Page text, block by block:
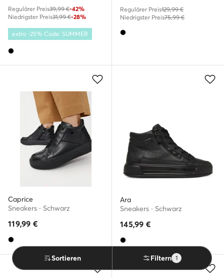
Sortieren Filtern 1
Regulärer Preis39,99 €-42%
Niedrigster Preis31,99 €-28%
extra -25% Code: SUMMER
Regulärer Preis129,99 €
Niedrigster Preis75,99 €
Caprice
Sneakers · Schwarz
119,99 €
Ara
Sneakers · Schwarz
145,99 €